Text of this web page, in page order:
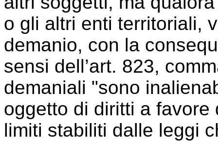
o gli altri enti territoriali,
demanio, con la
sensi dell’art. 823,
demaniali "sono
oggetto di diritti a
limiti stabiliti dalle leggi